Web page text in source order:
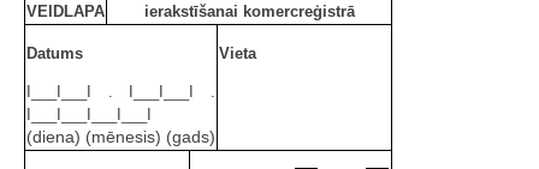
VEIDLAPA
ierakstīšanai komercreģistrā
Datums
I___I___I . I___I___I .
(diena) (mēnesis) (gads)
Vieta